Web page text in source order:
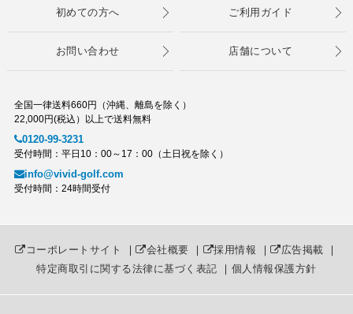
初めての方へ ご利用ガイド
お問い合わせ 店舗について
全国一律送料660円（沖縄、離島を除く）
22,000円(税込）以上で送料無料
0120-99-3231
受付時間：平日10：00～17：00（土日祝を除く）
info@vivid-golf.com
受付時間：24時間受付
コーポレートサイト ｜ 会社概要 ｜ 採用情報 ｜ 広告掲載 ｜
特定商取引に関する法律に基づく表記 ｜ 個人情報保護方針